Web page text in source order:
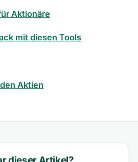
Aktionäre
mit diesen Tools
Aktien